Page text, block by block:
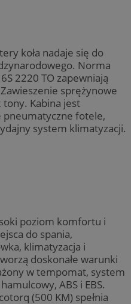
koła nadaje się do
Norma
2220 TO zapewniają
sprężynowe
tony. Kabina jest
pneumatyczne fotele,
system klimatyzacji.
poziom komfortu i
do spania,
klimatyzacja i
doskonałe warunki
w tempomat, system
ABS i EBS.
(500 KM) spełnia